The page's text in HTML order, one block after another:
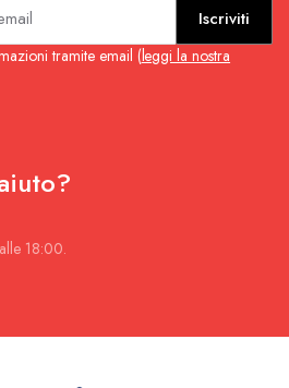
Iscriviti
tramite email (leggi la nostra
18:00.